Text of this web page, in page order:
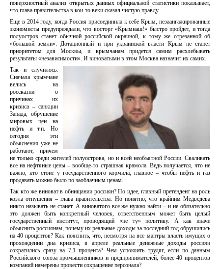
поверхностный анализ открытых данных официальной статистики показывает,
что глава правительства в кои-то веки сказал чистую правду.
Еще в 2014 году, когда Россия присоединила к себе Крым, незаангажированные
экономисты предупреждали, что восторг «Крымнаш!» быстро пройдет, и тогда
полуостров станет обычной российской окраиной, к тому же отрезанной об
«большой земли». Дотационный и при украинской власти Крым не станет
приоритетом для Москвы, и крымчанам придется самим расхлебывать
результаты «независимости». И виноватыми в этом Москва назначит их самих.
Так и случилось.
Сначала крымчане
велись на
россказни о
причинах их
кризиса – санкции
Запада, обрушение
мировых цен на
нефть и т.п. Но
сегодня эти
объяснения уже не
работают, причем
не только среди жителей полуострова, но и всей необъятной России. Сваливать
все на нефтяные цены – вообще-то страшная крамола. Ведь получается, что не
важно, кто стоит у государственного кормила, главное – чтобы нефть и газ
продавать можно было по заоблачным ценам.
Так кто же виноват в обнищании россиян? По идее, главный претендент на роль
козла отпущения – глава правительства. Но понятно, что крайним Медведева
никто называть не станет. А виноватого все же нужно найти – и не обязательно
это должен быть конкретный человек, ответственным может быть целый
государственный институт, проводящий «не ту» политику. А как иначе
объяснить россиянам, почему их реальные доходы за последний год обрушились
на 40 процентов? Как пояснить, что, несмотря на все мантры власть имущих о
прохождении дна кризиса, в апреле реальные денежные доходы россиян
сократились сразу на 7,1 процента? Чем успокоить трудяг, если по данным
Российского союза промышленников и предпринимателей, более 40 процентов
компаний намерены провести сокращение персонала?